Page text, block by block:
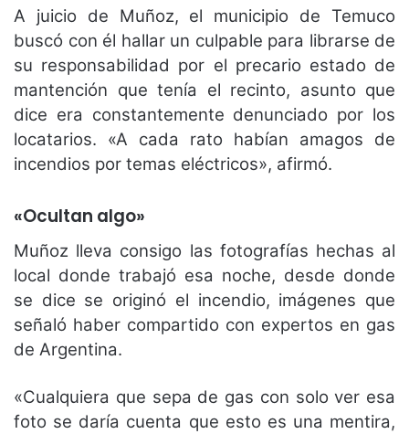
A juicio de Muñoz, el municipio de Temuco
buscó con él hallar un culpable para librarse de
su responsabilidad por el precario estado de
mantención que tenía el recinto, asunto que
dice era constantemente denunciado por los
locatarios. «A cada rato habían amagos de
incendios por temas eléctricos», afirmó.
«Ocultan algo»
Muñoz lleva consigo las fotografías hechas al
local donde trabajó esa noche, desde donde
se dice se originó el incendio, imágenes que
señaló haber compartido con expertos en gas
de Argentina.
«Cualquiera que sepa de gas con solo ver esa
foto se daría cuenta que esto es una mentira,